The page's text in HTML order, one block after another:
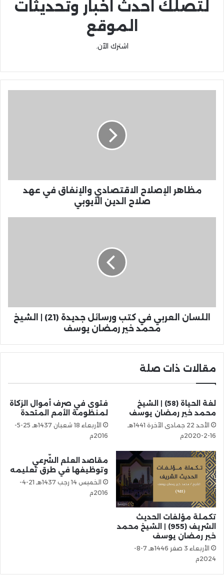
لتصلك احدث اخبار وتحديثات
الموقع
اشترك الآن.
مظاهر الإصلاح الاقتصادي والإنفاق في عهد
صلاح الدين الأيوبي
اللسان العربي في كتب ورسائل جديدة (21) | الشيخ
محمد خير رمضان يوسف
مقالات ذات صلة
لغة الحياة (58) | الشيخ
محمد خير رمضان يوسف
الأحد 22 جمادى الآخرة 1441هـ
16-2-2020م
فتوى في صرف أموال الزكاة
لمنظومة الأمم المتحدة
الأربعاء 18 شعبان 1437هـ 25-5-
2016م
تكملة مؤلفات الحديث
الشريف (955) | الشيخ محمد
خير رمضان يوسف
الأربعاء 3 صفر 1446هـ 7-8-
2024م
مقاصد العلم الشّرعي
وتوظيفها في طرق تعليمه
الخميس 14 رجب 1437هـ 21-4-
2016م